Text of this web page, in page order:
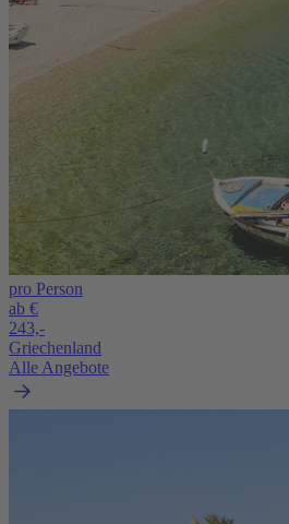
pro Person
ab €
243,-
Griechenland
Alle Angebote